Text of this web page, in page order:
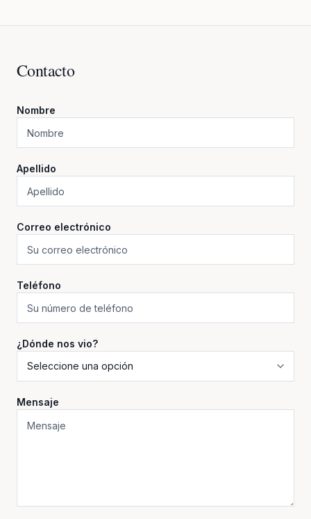
Contacto
Nombre
Apellido
Correo electrónico
Teléfono
¿Dónde nos vio?
Mensaje